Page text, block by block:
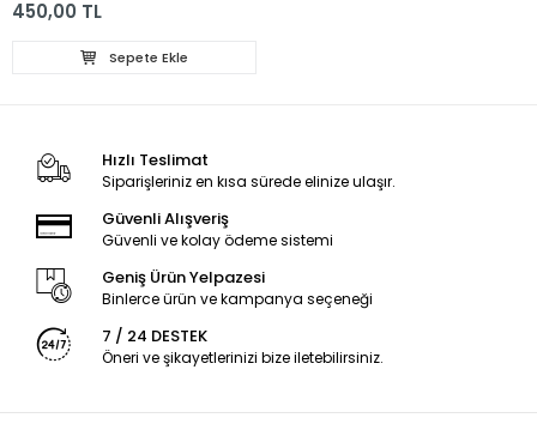
450,00 TL
Sepete Ekle
Hızlı Teslimat
Siparişleriniz en kısa sürede elinize ulaşır.
Güvenli Alışveriş
Güvenli ve kolay ödeme sistemi
Geniş Ürün Yelpazesi
Binlerce ürün ve kampanya seçeneği
7 / 24 DESTEK
Öneri ve şikayetlerinizi bize iletebilirsiniz.